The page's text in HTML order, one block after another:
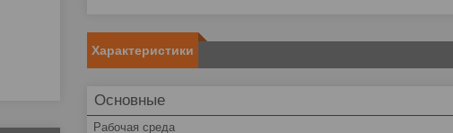
Характеристики
Основные
Рабочая среда